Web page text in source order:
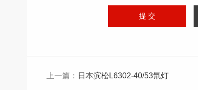
上一篇： 日本滨松L6302-40/53氘灯